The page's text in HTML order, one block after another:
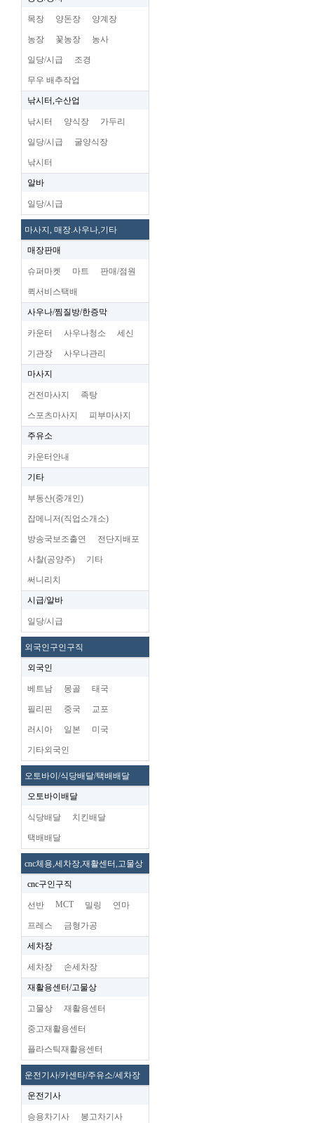
목장 양돈장 양계장
농장 꽃농장 농사
일당/시급 조경
무우 배추작업
낚시터,수산업
낚시터 양식장 가두리
일당/시급 굴양식장
낚시터
알바
일당/시급
마사지, 매장.사우나,기타
매장판매
슈퍼마켓 마트 판매/점원
퀵서비스택배
사우나/찜질방/한증막
카운터 사우나청소 세신
기관장 사우나관리
마사지
건전마사지 족탕
스포츠마사지 피부마사지
주유소
카운터안내
기타
부동산(중개인)
잡메니저(직업소개소)
방송국보조출연 전단지배포
사찰(공양주) 기타
써니리치
시급/알바
일당/시급
외국인구인구직
외국인
베트남 몽골 태국
필리핀 중국 교포
러시아 일본 미국
기타외국인
오토바이/식당배달/택배배달
오토바이배달
식당배달 치킨배달
택배배달
cnc체용,세차장,재활센터,고물상
cnc구인구직
선반 MCT 밀링 연마
프레스 금형가공
세차장
세차장 손세차장
재활용센터/고물상
고물상 재활용센터
중고재활용센터
플라스틱재활용센터
운전기사/카센타/주유소/세차장
운전기사
승용차기사 봉고차기사